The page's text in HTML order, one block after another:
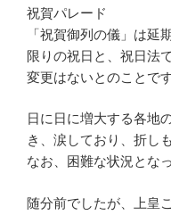
祝賀パレード
「祝賀御列の儀」は延
限りの祝日と、祝日法
変更はないとのことです
日に日に増大する各地
き、涙しており、折し
なお、困難な状況とな
随分前でしたが、上皇